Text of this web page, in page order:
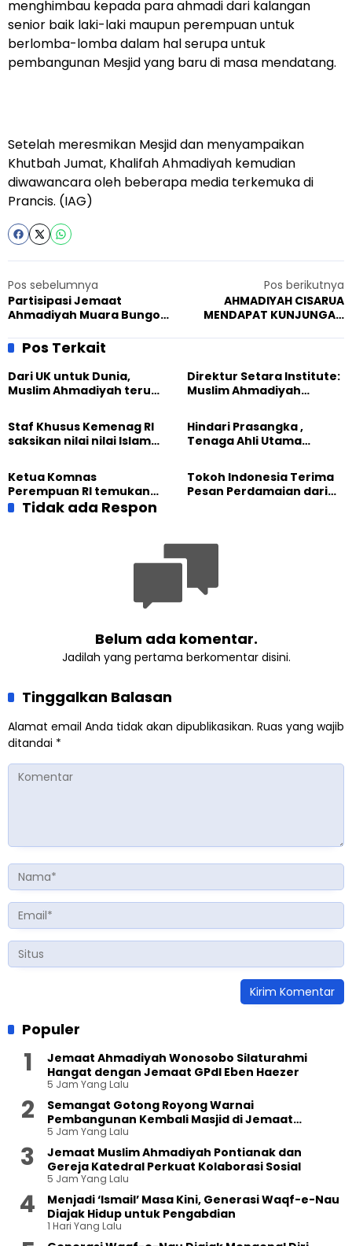
menghimbau kepada para ahmadi dari kalangan
senior baik laki-laki maupun perempuan untuk
berlomba-lomba dalam hal serupa untuk
pembangunan Mesjid yang baru di masa mendatang.
Setelah meresmikan Mesjid dan menyampaikan
Khutbah Jumat, Khalifah Ahmadiyah kemudian
diwawancara oleh beberapa media terkemuka di
Prancis. (IAG)
Pos sebelumnya
Partisipasi Jemaat
Ahmadiyah Muara Bungo
Akbar
Pos berikutnya
AHMADIYAH CISARUA
MENDAPAT KUNJUNGAN
LINGKUNGAN HIDUP DAN
INAYAH
Pos Terkait
Dari UK untuk Dunia,
Muslim Ahmadiyah terus
Kemanusiaan Global
Direktur Setara Institute:
Muslim Ahmadiyah
Dunia dari “Infrastruktur
Kemanusiaan”
Staf Khusus Kemenag RI
saksikan nilai nilai Islam
Ahmadiyah UK 2026
Hindari Prasangka ,
Tenaga Ahli Utama
fakta langsung
kehidupan Muslim
Ahmadiyah di Inggris
Ketua Komnas
Perempuan RI temukan
optimisme
Tokoh Indonesia Terima
Pesan Perdamaian dari
Tidak ada Respon
Belum ada komentar.
Jadilah yang pertama berkomentar disini.
Tinggalkan Balasan
Alamat email Anda tidak akan dipublikasikan. Ruas yang wajib
ditandai *
Populer
Jemaat Ahmadiyah Wonosobo Silaturahmi
Hangat dengan Jemaat GPdI Eben Haezer
5 Jam Yang Lalu
Semangat Gotong Royong Warnai
Pembangunan Kembali Masjid di Jemaat
Ahmadiyah Sukapura
5 Jam Yang Lalu
Jemaat Muslim Ahmadiyah Pontianak dan
Gereja Katedral Perkuat Kolaborasi Sosial
5 Jam Yang Lalu
Menjadi ‘Ismail’ Masa Kini, Generasi Waqf-e-Nau
Diajak Hidup untuk Pengabdian
1 Hari Yang Lalu